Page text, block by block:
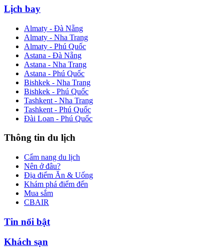
Lịch bay
Almaty - Đà Nẵng
Almaty - Nha Trang
Almaty - Phú Quốc
Astana - Đà Nẵng
Astana - Nha Trang
Astana - Phú Quốc
Bishkek - Nha Trang
Bishkek - Phú Quốc
Tashkent - Nha Trang
Tashkent - Phú Quốc
Đài Loan - Phú Quốc
Thông tin du lịch
Cẩm nang du lịch
Nên ở đâu?
Địa điểm Ăn & Uống
Khám phá điểm đến
Mua sắm
CBAIR
Tin nổi bật
Khách sạn